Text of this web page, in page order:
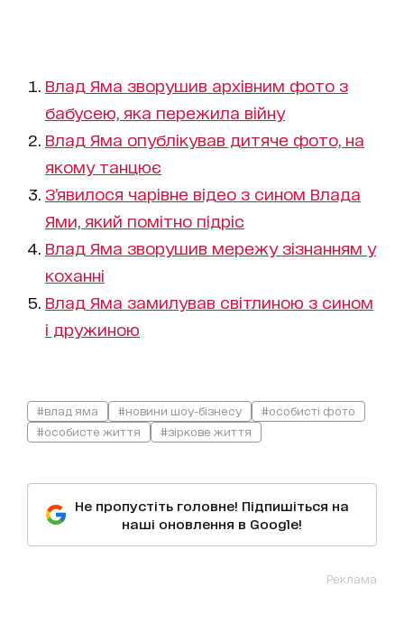
Влад Яма зворушив архівним фото з
бабусею, яка пережила війну
Влад Яма опублікував дитяче фото, на
якому танцює
З’явилося чарівне відео з сином Влада
Ями, який помітно підріс
Влад Яма зворушив мережу зізнанням у
коханні
Влад Яма замилував світлиною з сином
і дружиною
#влад яма #новини шоу-бізнесу
#особисті фото
#особисте життя
#зіркове життя
Не пропустіть головне! Підпишіться на
наші оновлення в Google!
Реклама